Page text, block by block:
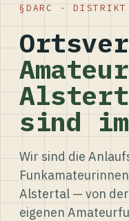
DARC · DISTRIKT
sind im
Wir sind die
Alstertal — von
eigenen